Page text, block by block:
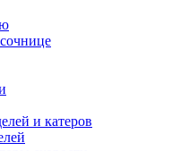
и катеров